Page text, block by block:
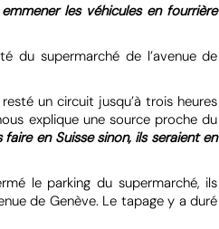
les véhicules en fourrière
du supermarché de l’avenue de
un circuit jusqu’à trois heures
explique une source proche du
en Suisse sinon, ils seraient en
le parking du supermarché, ils
de Genève. Le tapage y a duré